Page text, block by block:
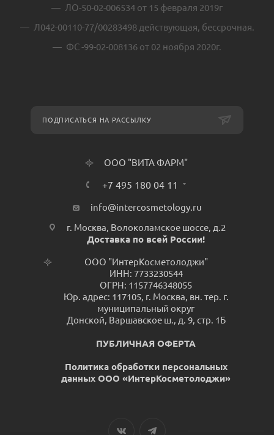
ЛО-50-02-006534 от 15 февраля 2019г
Л042-00110-77/00283498 действующая, бессрочная.
ФС -99-02-008136 от 02 ноября 2020г.
ПОДПИСАТЬСЯ НА РАССЫЛКУ
ООО "ВИТА ФАРМ"
+7 495 180 04 11
info@intercosmetology.ru
г. Москва, Волоколамское шоссе, д.2
Доставка по всей России!
ООО "ИнтерКосметолоджи"
ИНН: 7733230544
ОГРН: 1157746348055
Юр. адрес: 117105, г. Москва, вн. тер. г.
муниципальный округ
Донской, Варшавское ш., д. 9, стр. 1Б
ПУБЛИЧНАЯ ОФЕРТА
Политика обработки персональных
данных ООО «ИнтерКосметолоджи»